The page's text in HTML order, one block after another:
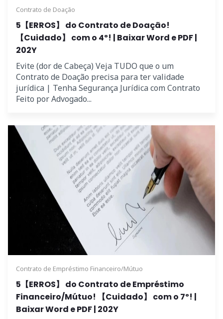
Contrato de Doação
5【ERROS】 do Contrato de Doação!
【Cuidado】 com o 4º! | Baixar Word e PDF |
202Y
Evite (dor de Cabeça) Veja TUDO que o um
Contrato de Doação precisa para ter validade
jurídica | Tenha Segurança Jurídica com Contrato
Feito por Advogado...
Contrato de Empréstimo Financeiro/Mútuo
5【ERROS】 do Contrato de Empréstimo
Financeiro/Mútuo! 【Cuidado】 com o 7º! |
Baixar Word e PDF | 202Y